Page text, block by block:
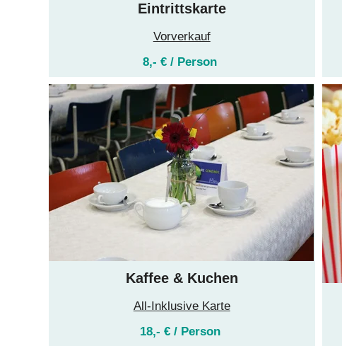
Eintrittskarte
Vorverkauf
8,- € / Person
Kaffee & Kuchen
All-Inklusive Karte
18,- € / Person